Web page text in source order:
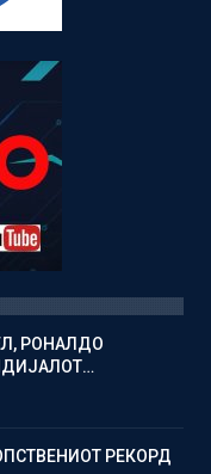
РОНАЛДО
РЕКОРД